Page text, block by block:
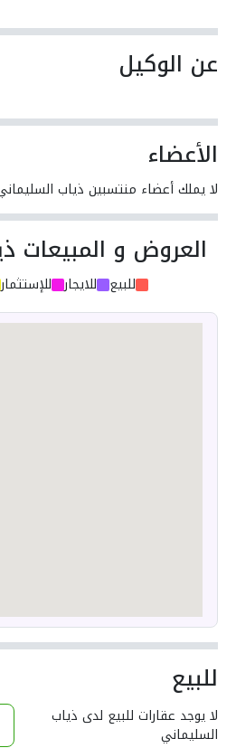
عن الوكيل
الأعضاء
لا يملك أعضاء منتسبين ذياب
العروض و المبيعات
للبيع للايجار للإستثمار
للبيع
لا يوجد عقارات للبيع لدى ذياب
السليماني